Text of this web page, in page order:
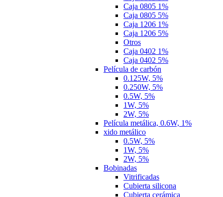
Caja 0805 1%
Caja 0805 5%
Caja 1206 1%
Caja 1206 5%
Otros
Caja 0402 1%
Caja 0402 5%
Película de carbón
0.125W, 5%
0.250W, 5%
0.5W, 5%
1W, 5%
2W, 5%
Película metálica, 0.6W, 1%
xido metálico
0.5W, 5%
1W, 5%
2W, 5%
Bobinadas
Vitrificadas
Cubierta silicona
Cubierta cerámica